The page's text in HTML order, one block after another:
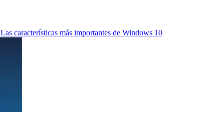
Las características más importantes de Windows 10